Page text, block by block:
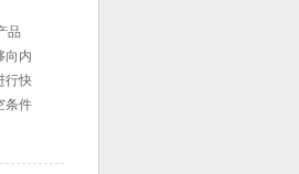
品
向内
行快
条件